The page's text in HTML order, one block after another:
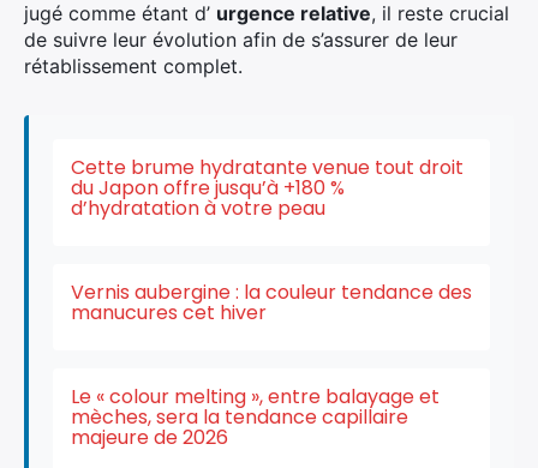
jugé comme étant d’ urgence relative, il reste crucial
de suivre leur évolution afin de s’assurer de leur
rétablissement complet.
Cette brume hydratante venue tout droit
du Japon offre jusqu’à +180 %
d’hydratation à votre peau
Vernis aubergine : la couleur tendance des
manucures cet hiver
Le « colour melting », entre balayage et
mèches, sera la tendance capillaire
majeure de 2026